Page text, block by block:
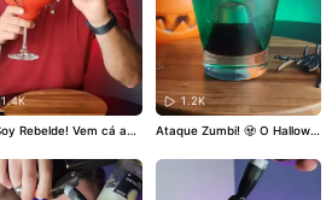
1.4K
Rebelde! Vem cá apr
inspirada no RBD!
#rbd #showrbd
#rebeld
#roberta
1.2K
Ataque Zumbi! 🧟 O Hallowe
drink que vai fazer na festin
ha? Se liga nessa minha rec
eita: o Ataque Zumbi! 💚